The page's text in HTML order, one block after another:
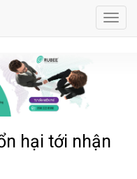
hại tới nhận